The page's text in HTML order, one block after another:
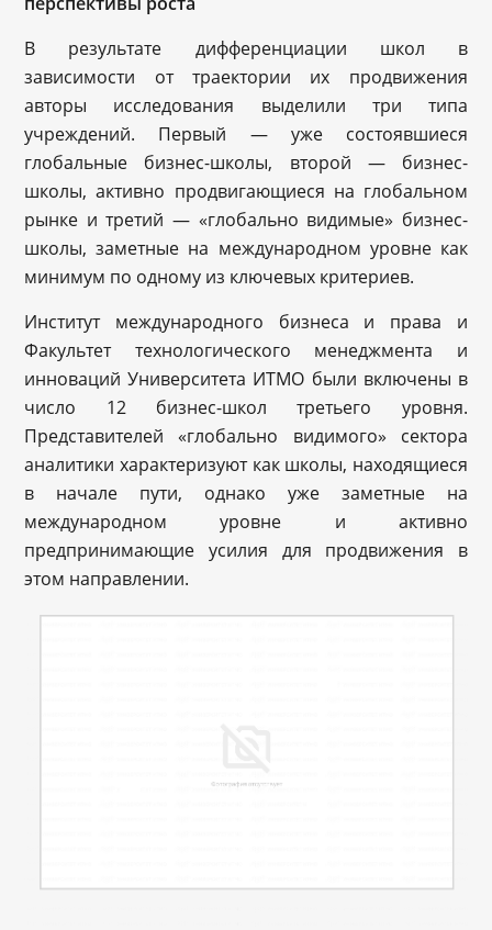
В результате дифференциации школ в
зависимости от траектории их продвижения
авторы исследования выделили три типа
учреждений. Первый — уже состоявшиеся
глобальные бизнес-школы, второй — бизнес-
школы, активно продвигающиеся на глобальном
рынке и третий — «глобально видимые» бизнес-
школы, заметные на международном уровне как
минимум по одному из ключевых критериев.
Институт международного бизнеса и права и
Факультет технологического менеджмента и
инноваций Университета ИТМО были включены в
число 12 бизнес-школ третьего уровня.
Представителей «глобально видимого» сектора
аналитики характеризуют как школы, находящиеся
в начале пути, однако уже заметные на
международном уровне и активно
предпринимающие усилия для продвижения в
этом направлении.